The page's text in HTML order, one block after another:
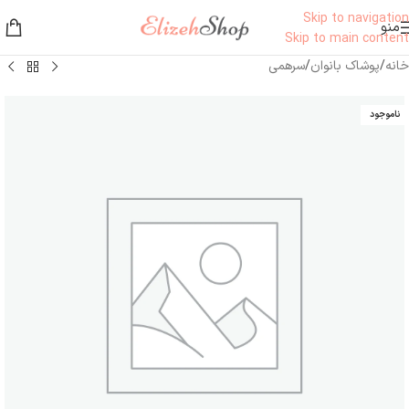
Skip to navigation
Skip to main content
منو
خانه/پوشاک بانوان/سرهمی
ناموجود